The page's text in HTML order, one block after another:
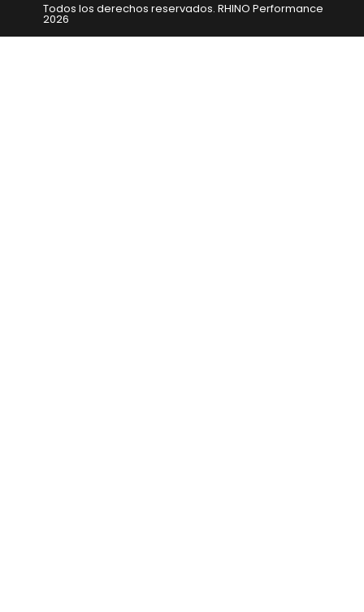
Todos los derechos reservados. RHINO Performance​
2026